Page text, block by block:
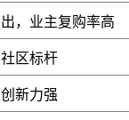
，业主复购率高
区标杆
新力强